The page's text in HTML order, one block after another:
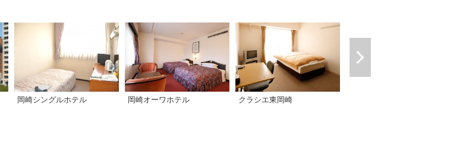
岡崎シングルホテル 岡崎オーワホテル クラシエ東岡崎